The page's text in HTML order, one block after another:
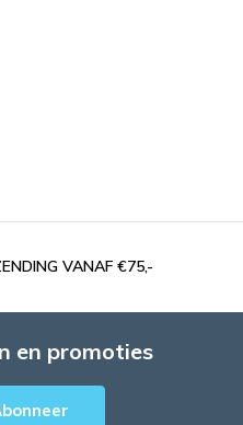
VANAF €75,-
en promoties